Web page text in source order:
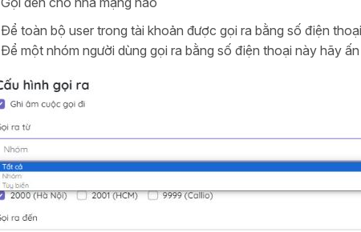
Để toàn bộ user trong tài khoản được gọi ra bằng số điện
Để một nhóm người dùng gọi ra bằng số điện thoại này hãy